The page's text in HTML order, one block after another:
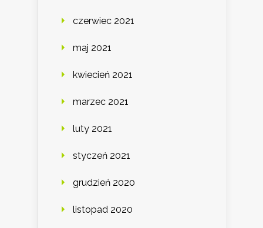
czerwiec 2021
maj 2021
kwiecień 2021
marzec 2021
luty 2021
styczeń 2021
grudzień 2020
listopad 2020